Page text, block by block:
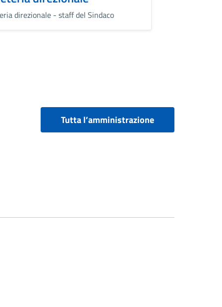
direzionale - staff del Sindaco
Tutta l’amministrazione